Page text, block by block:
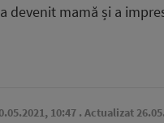
devenit mamă și a
10:47 . Actualizat